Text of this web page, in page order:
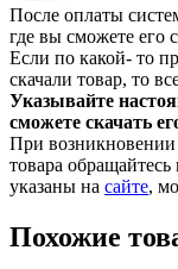
После оплаты
где вы сможете его
Если по какой- то
скачали товар, то
Указывайте
сможете скачать
При возникновении
товара обращайтесь
указаны на сайте,
Похожие